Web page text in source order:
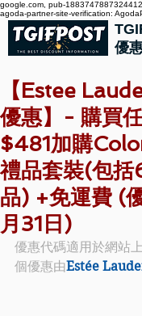
google.com, pub-
agoda-partner-site-verification:
優
【Estee
優惠】- 購買
$481加購
禮品套裝(包括
品) +免運費 (
月31日)
優惠代碼適用於網站
個優惠由Estée